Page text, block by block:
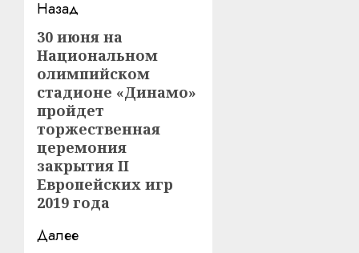
Навигация
записи
Назад
Предыдущая
запись:
30 июня на
Национальном
олимпийском
стадионе «Динамо»
пройдет
торжественная
церемония
закрытия II
Европейских игр
2019 года
Далее